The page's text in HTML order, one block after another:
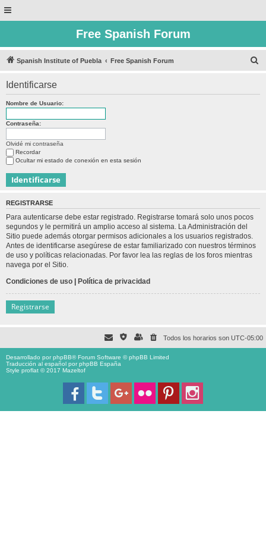
Free Spanish Forum
Spanish Institute of Puebla Free Spanish Forum
Identificarse
Nombre de Usuario:
Contraseña:
Olvidé mi contraseña
Recordar
Ocultar mi estado de conexión en esta sesión
REGISTRARSE
Para autenticarse debe estar registrado. Registrarse tomará solo unos pocos
segundos y le permitirá un amplio acceso al sistema. La Administración del
Sitio puede además otorgar permisos adicionales a los usuarios registrados.
Antes de identificarse asegúrese de estar familiarizado con nuestros términos
de uso y políticas relacionadas. Por favor lea las reglas de los foros mientras
navega por el Sitio.
Condiciones de uso | Política de privacidad
Registrarse
Todos los horarios son UTC-05:00
Desarrollado porphpBB® Forum Software © phpBB Limited
Traducción al español porphpBB España
Style proflat © 2017 Mazeltof